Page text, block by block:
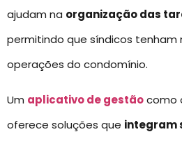
ajudam na organização das
permitindo que síndicos tenham
operações do condomínio.
Um aplicativo de gestãocomo
oferece soluções que integram